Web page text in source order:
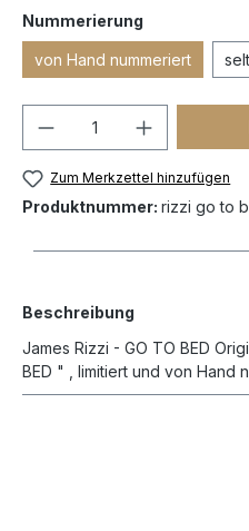
Nummerierung
von Hand nummeriert
Zum Merkzettel hinzufügen
Produktnummer: rizzi go to
Beschreibung
James Rizzi - GO TO BED
BED " , limitiert und von Hand